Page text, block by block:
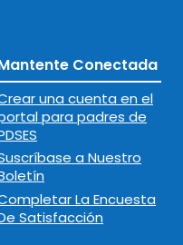
Conectada
una cuenta en el
para padres de
a Nuestro
La Encuesta
Satisfacción